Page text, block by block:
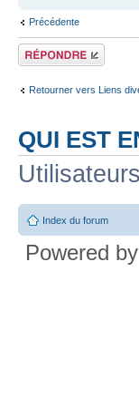
Précédente
Répondre
Retourner vers Liens
QUI EST
Index du forum
Powered by